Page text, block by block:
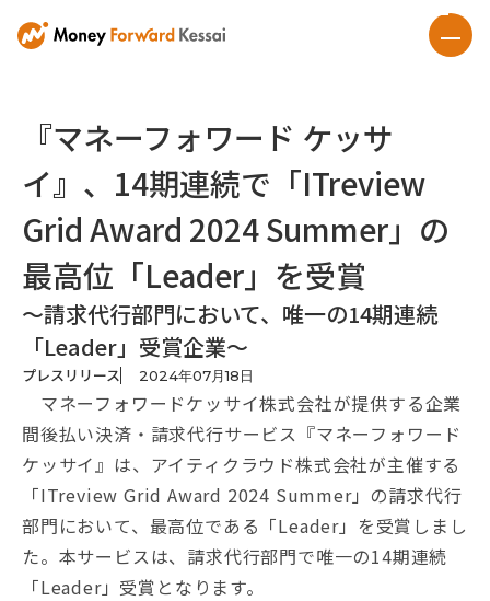
『マネーフォワード ケッサ
イ』、14期連続で「ITreview
Grid Award 2024 Summer」の
最高位「Leader」を受賞
～請求代行部門において、唯一の14期連続
「Leader」受賞企業～
プレスリリース 2024年07月18日
マネーフォワードケッサイ株式会社が提供する企業
間後払い決済・請求代行サービス『マネーフォワード
ケッサイ』は、アイティクラウド株式会社が主催する
「ITreview Grid Award 2024 Summer」の請求代行
部門において、最高位である「Leader」を受賞しまし
た。本サービスは、請求代行部門で唯一の14期連続
「Leader」受賞となります。